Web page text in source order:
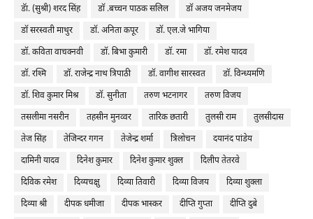
डॅा. (सुश्री) शरद सिंह
डॉ .बच्चन पाठक सलिल
डॉ अजय जनमेजय
डॉ सरस्वती माथुर
डॉ. अनिता कपूर
डॉ. एल.जे भागिया
डॉ. कविता वाचक्नवी
डॉ. बिभा कुमारी डॉ. रमा
डॉ. रमेश यादव
डॉ. रश्मि
डॉ. राजेन्द्र नाथ त्रिपाठी डॉ. वागीश सारस्वत
डॉ. विन्ध्यमणि
डॉ. शिव कुमार मिश्र
डॉ. सुनीता तरुण भटनागर
तरुण विजय
तसलीमा नसरीन
तहसीन मुनव्वर तारिक छतारी तुलसी राम
तुलसीदास
तेज सिंह
तेजिन्दर गगन तेजेन्द्र शर्मा त्रिलोचन
दयानंद पांडेय
दामिनी यादव
दिनेश कुमार दिनेश कुमार शुक्ल
दिलीप तेतरवे
दिविक रमेश
दिव्यचक्षु दिव्या तिवारी दिव्या विजय
दिव्या शुक्ला
दिव्या श्री
दीपक धमीजा दीपक भास्कर दीप्ति गुप्ता
दीप्ति दुबे